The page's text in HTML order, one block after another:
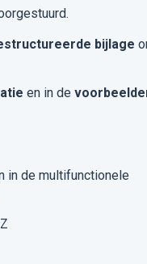
bijlage
en in de
in de multifunctionele